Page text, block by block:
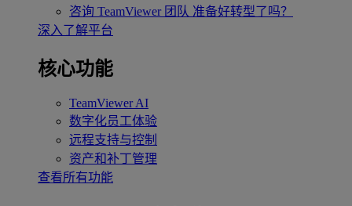
咨询 TeamViewer 团队 准备好转型了吗？
深入了解平台
核心功能
TeamViewer AI
数字化员工体验
远程支持与控制
资产和补丁管理
查看所有功能